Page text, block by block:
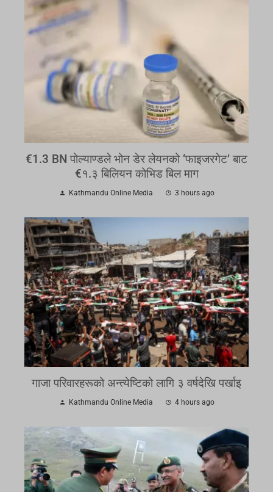
€1.3 BN पोल्याण्डले भोन डेर लेयनको ‘फाइजरगेट’ बाट
€१.३ बिलियन कोभिड बिल माग
Kathmandu Online Media 3 hours ago
गाजा परिवारहरूको अन्त्येष्टिको लागि ३ वर्षदेखि पर्खाइ
Kathmandu Online Media 4 hours ago